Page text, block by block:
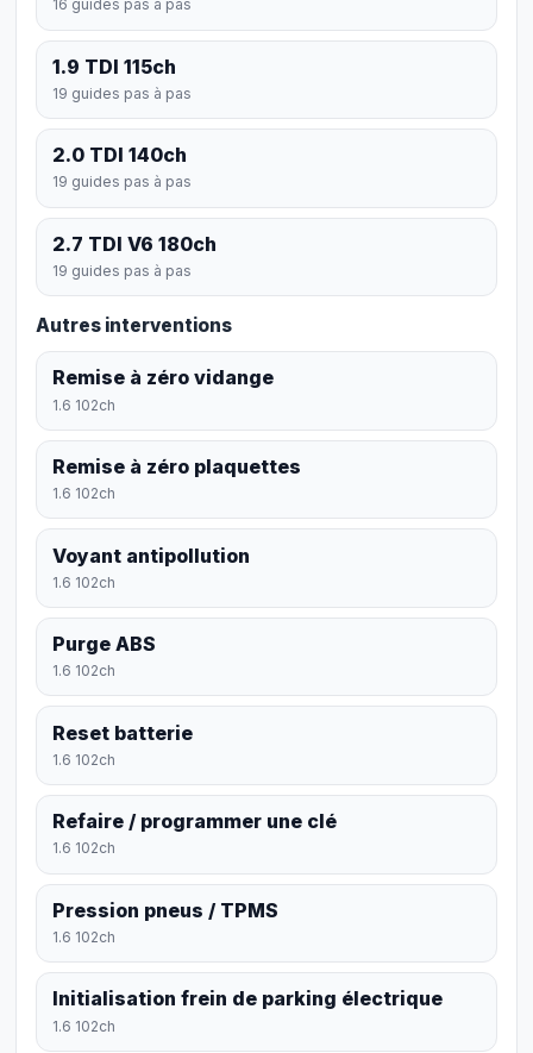
16 guides pas à pas
1.9 TDI 115ch
19 guides pas à pas
2.0 TDI 140ch
19 guides pas à pas
2.7 TDI V6 180ch
19 guides pas à pas
Autres interventions
Remise à zéro vidange
1.6 102ch
Remise à zéro plaquettes
1.6 102ch
Voyant antipollution
1.6 102ch
Purge ABS
1.6 102ch
Reset batterie
1.6 102ch
Refaire / programmer une clé
1.6 102ch
Pression pneus / TPMS
1.6 102ch
Initialisation frein de parking électrique
1.6 102ch